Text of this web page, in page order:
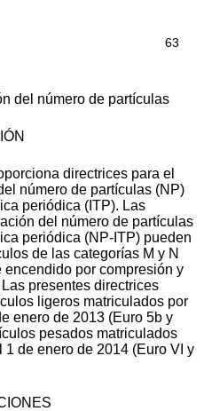
63
del número de partículas
directrices para el
número de partículas (NP)
periódica (ITP). Las
del número de partículas
periódica (NP-ITP) pueden
de las categorías M y N
por compresión y
presentes directrices
ligeros matriculados por
enero de 2013 (Euro 5b y
pesados matriculados
1 de enero de 2014 (Euro VI y